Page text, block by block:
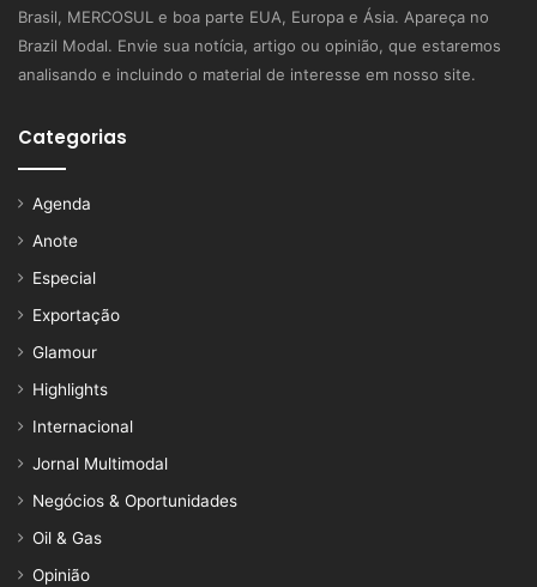
Brasil, MERCOSUL e boa parte EUA, Europa e Ásia. Apareça no
Brazil Modal. Envie sua notícia, artigo ou opinião, que estaremos
analisando e incluindo o material de interesse em nosso site.
Categorias
Agenda
Anote
Especial
Exportação
Glamour
Highlights
Internacional
Jornal Multimodal
Negócios & Oportunidades
Oil & Gas
Opinião